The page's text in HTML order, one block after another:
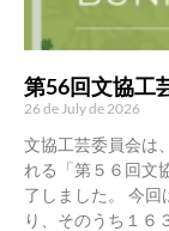
第56回文協工
26 de July de 2026
文協工芸委員会は
れる「第５６回文
了しました。 今
り、そのうち１６